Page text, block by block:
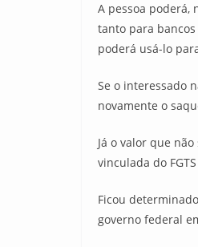
A pessoa poderá,
tanto para
poderá usá-lo
Se o interessado
novamente o
Já o valor que
vinculada do
Ficou
governo federal